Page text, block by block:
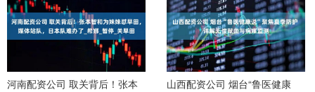
河南配资公司 取关背后！张本
山西配资公司 烟台“鲁医健康